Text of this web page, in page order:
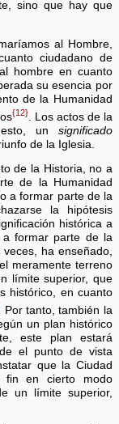
sino que hay que
al Hombre,
ciudadano de
hombre en cuanto
su esencia por
de la Humanidad
{12}. Los actos de la
esto, un significado
de la Iglesia.
de la Historia, no a
de la Humanidad
a formar parte de la
la hipótesis
histórica a
a formar parte de la
ha enseñado,
meramente terreno
límite superior, que
histórico, en cuanto
. Por tanto, también la
un plan histórico
este plan estará
el punto de vista
que la Ciudad
en cierto modo
un límite superior,